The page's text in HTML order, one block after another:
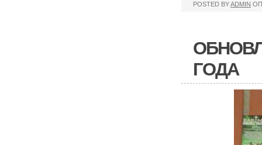
POSTED BYADMIN
ГОДА